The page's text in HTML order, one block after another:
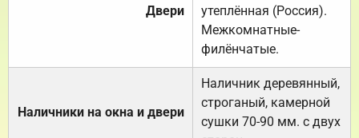
Двери
утеплённая (Россия).
Межкомнатные-
филёнчатые.
Наличники на окна и двери
Наличник деревянный,
строганый, камерной
сушки 70-90 мм. с двух